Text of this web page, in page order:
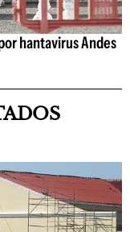
hantavirus Andes